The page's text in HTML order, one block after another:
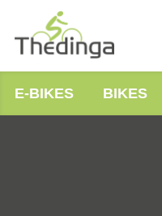
E-BIKES BIKES